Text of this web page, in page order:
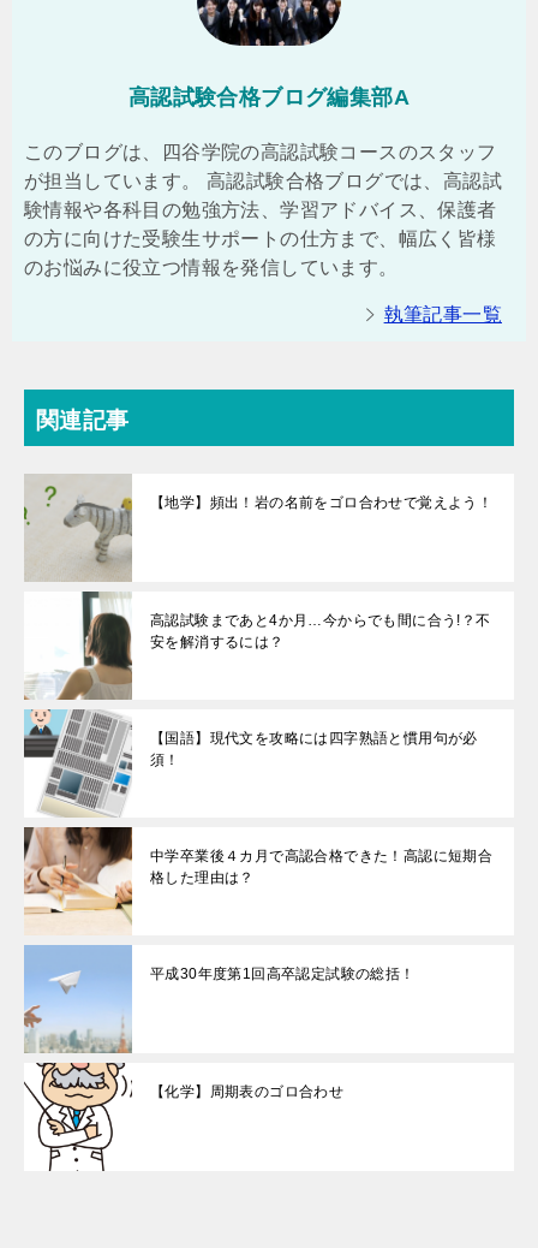
高認試験合格ブログ編集部A
このブログは、四谷学院の高認試験コースのスタッフ
が担当しています。 高認試験合格ブログでは、高認試
験情報や各科目の勉強方法、学習アドバイス、保護者
の方に向けた受験生サポートの仕方まで、幅広く皆様
のお悩みに役立つ情報を発信しています。
執筆記事一覧
関連記事
【地学】頻出！岩の名前をゴロ合わせで覚えよう！
高認試験まであと4か月…今からでも間に合う!？不
安を解消するには？
【国語】現代文を攻略には四字熟語と慣用句が必
須！
中学卒業後４カ月で高認合格できた！高認に短期合
格した理由は？
平成30年度第1回高卒認定試験の総括！
【化学】周期表のゴロ合わせ